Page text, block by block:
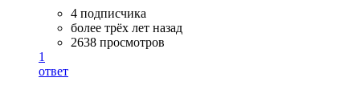
4 подписчика
более трёх лет назад
2638 просмотров
1
ответ